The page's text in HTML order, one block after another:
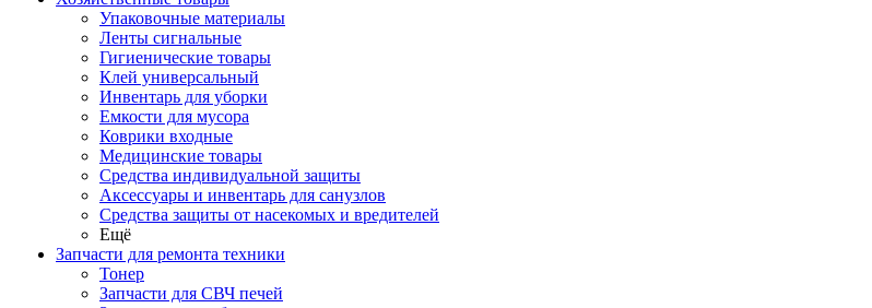
Упаковочные материалы
Ленты сигнальные
Гигиенические товары
Клей универсальный
Инвентарь для уборки
Емкости для мусора
Коврики входные
Медицинские товары
Средства индивидуальной защиты
Аксессуары и инвентарь для санузлов
Средства защиты от насекомых и вредителей
Ещё
Запчасти для ремонта техники
Тонер
Запчасти для СВЧ печей